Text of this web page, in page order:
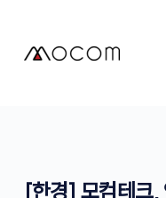
[한경] 모컴테크,